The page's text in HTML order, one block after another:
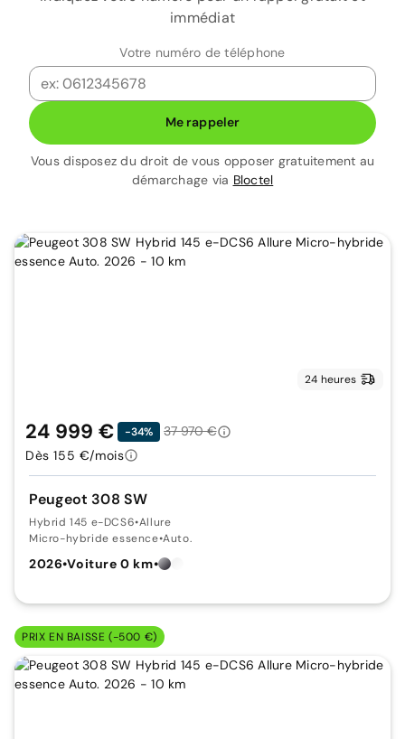
immédiat
Votre numéro de téléphone
Me rappeler
Vous disposez du droit de vous opposer gratuitement au
démarchage via Bloctel
24 heures
Peugeot 308 SW
Hybrid 145 e-DCS6•Allure
Micro-hybride essence•Auto.
2026•Voiture 0 km•
24 999 € -34%
37 970 €
Dès 155 €/mois
PRIX EN BAISSE (-500 €)